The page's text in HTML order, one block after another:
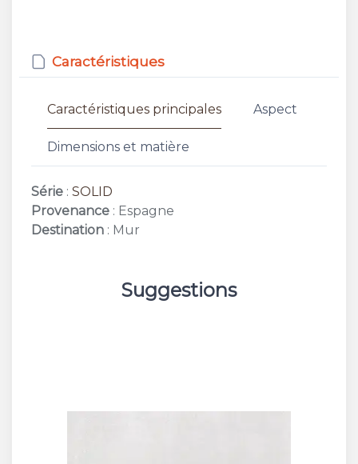
Caractéristiques
Caractéristiques principales Aspect
Dimensions et matière
Série : SOLID
Provenance : Espagne
Destination : Mur
Suggestions